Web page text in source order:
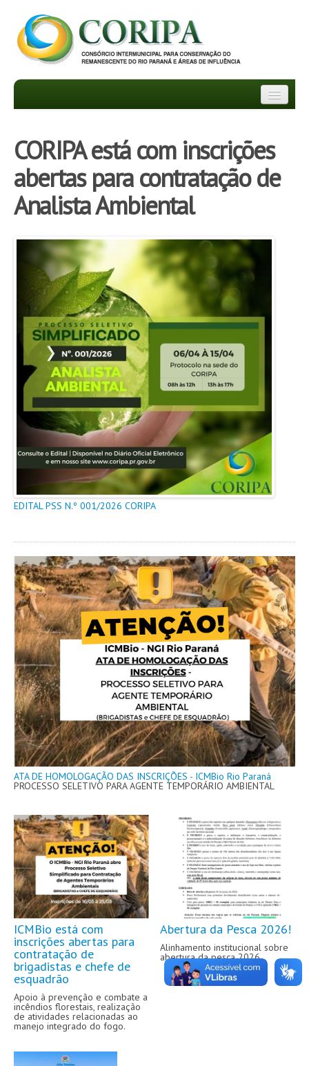
DEPARTAMENTOS
TRANSPARÊNCIA
INFORMATIVOS
NOTÍCIAS
PROJETOS
AGENDA
FOTOS
VÍDEOS
OUVIDORIA
REDES SOCIAIS
FACEBOOK
CORIPA está com inscrições
abertas para contratação de
Analista Ambiental
EDITAL PSS N.º 001/2026 CORIPA
ATA DE HOMOLOGAÇÃO DAS INSCRIÇÕES - ICMBio Rio Paraná
PROCESSO SELETIVO PARA AGENTE TEMPORÁRIO AMBIENTAL
ICMBio está com
inscrições abertas para
contratação de
brigadistas e chefe de
esquadrão
Apoio à prevenção e combate a
incêndios florestais, realização
de atividades relacionadas ao
manejo integrado do fogo.
Abertura da Pesca 2026!
Alinhamento institucional sobre
abertura da pesca 2026.